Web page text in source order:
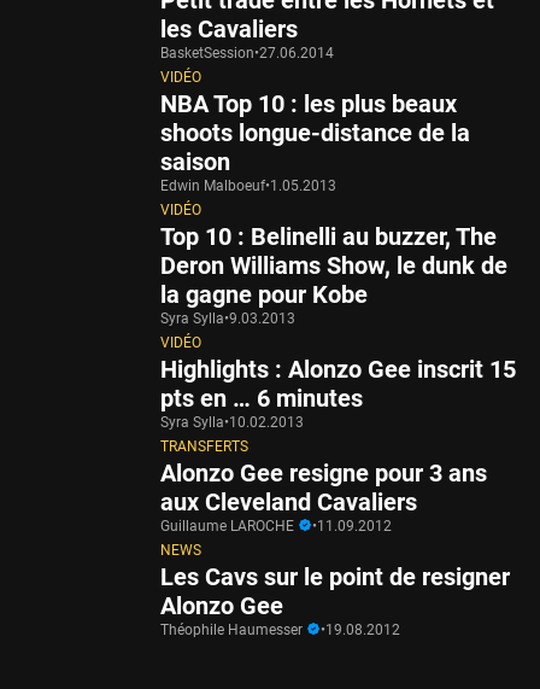
les Cavaliers
BasketSession•27.06.2014
VIDÉO
NBA Top 10 : les plus beaux
shoots longue-distance de la
saison
Edwin Malboeuf•1.05.2013
VIDÉO
Top 10 : Belinelli au buzzer, The
Deron Williams Show, le dunk de
la gagne pour Kobe
Syra Sylla•9.03.2013
VIDÉO
Highlights : Alonzo Gee inscrit 15
pts en … 6 minutes
Syra Sylla•10.02.2013
TRANSFERTS
Alonzo Gee resigne pour 3 ans
aux Cleveland Cavaliers
Guillaume LAROCHE •11.09.2012
NEWS
Les Cavs sur le point de resigner
Alonzo Gee
Théophile Haumesser •19.08.2012